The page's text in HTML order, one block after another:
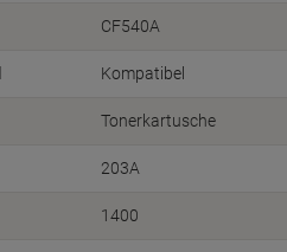
CF540A
Kompatibel
Tonerkartusche
203A
1400